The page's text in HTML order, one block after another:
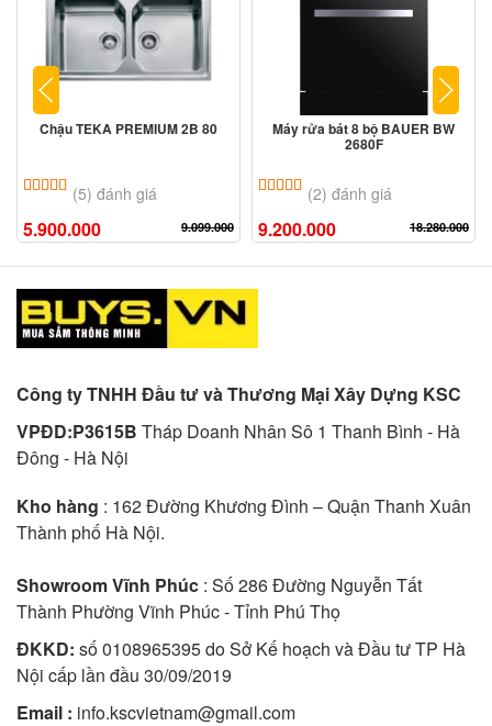
Chậu TEKA PREMIUM 2B 80
5.00 trên 5 dựa trên
(5) đánh giá
5.900.000 9.099.000
Máy rửa bát 8 bộ BAUER BW
2680F
5.00 trên 5 dựa trên
(2) đánh giá
9.200.000 18.280.000
Công ty TNHH Đầu tư và Thương Mại Xây Dựng KSC
VPĐD:P3615B Tháp Doanh Nhân Sô 1 Thanh Bình - Hà
Đông - Hà Nội
Kho hàng : 162 Đường Khương Đình – Quận Thanh Xuân
Thành phố Hà Nội.
Showroom Vĩnh Phúc : Số 286 Đường Nguyễn Tất
Thành Phường Vĩnh Phúc - Tỉnh Phú Thọ
ĐKKD: số 0108965395 do Sở Kế hoạch và Đầu tư TP Hà
Nội cấp lần đầu 30/09/2019
Email : info.kscvietnam@gmail.com